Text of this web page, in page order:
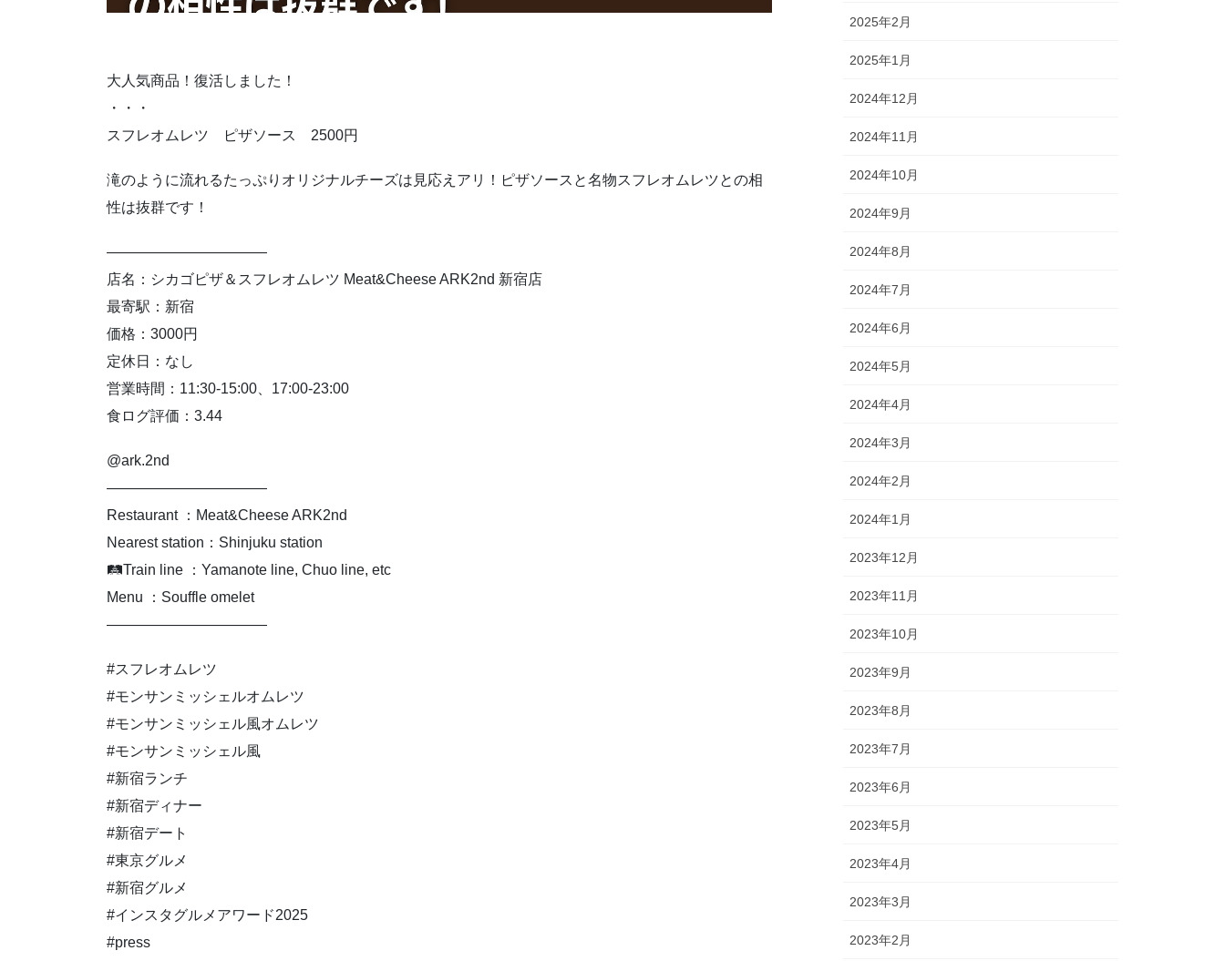
大人気商品！復活しました！
・・・
スフレオムレツ ピザソース 2500円
滝のように流れるたっぷりオリジナルチーズは見応えアリ！ピザソースと名物スフレオムレツとの相
性は抜群です！
———————————
店名：シカゴピザ＆スフレオムレツ Meat&Cheese ARK2nd 新宿店
最寄駅：新宿
価格：3000円
定休日：なし
営業時間：11:30-15:00、17:00-23:00
食ログ評価：3.44
@ark.2nd
———————————
Restaurant ：Meat&Cheese ARK2nd
Nearest station：Shinjuku station
🛤Train line ：Yamanote line, Chuo line, etc
Menu ：Souffle omelet
———————————
#スフレオムレツ
#モンサンミッシェルオムレツ
#モンサンミッシェル風オムレツ
#モンサンミッシェル風
#新宿ランチ
#新宿ディナー
#新宿デート
#東京グルメ
#新宿グルメ
#インスタグルメアワード2025
#press
2025年2月
2025年1月
2024年12月
2024年11月
2024年10月
2024年9月
2024年8月
2024年7月
2024年6月
2024年5月
2024年4月
2024年3月
2024年2月
2024年1月
2023年12月
2023年11月
2023年10月
2023年9月
2023年8月
2023年7月
2023年6月
2023年5月
2023年4月
2023年3月
2023年2月